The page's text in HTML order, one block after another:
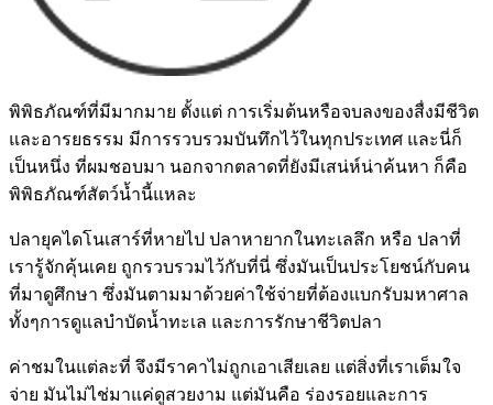
พิพิธภัณฑ์ที่มีมากมาย ตั้งแต่ การเริ่มต้นหรือจบลงของสื่งมีชีวิต
และอารยธรรม มีการรวบรวมบันทึกไว้ในทุกประเทศ และนี่ก็
เป็นหนึ่ง ที่ผมชอบมา นอกจากตลาดที่ยังมีเสน่ห์น่าค้นหา ก็คือ
พิพิธภัณฑ์สัตว์น้ำนี้แหละ
ปลายุคไดโนเสาร์ที่หายไป ปลาหายากในทะเลลึก หรือ ปลาที่
เรารู้จักคุ้นเคย ถูกรวบรวมไว้กับที่นี่ ซึ่งมันเป็นประโยชน์กับคน
ที่มาดูศึกษา ซึ่งมันตามมาด้วยค่าใช้จ่ายที่ต้องแบกรับมหาศาล
ทั้งๆการดูแลบำบัดน้ำทะเล และการรักษาชีวิตปลา
ค่าชมในแต่ละที่ จึงมีราคาไม่ถูกเอาเสียเลย แต่สิ่งที่เราเต็มใจ
จ่าย มันไม่ไช่มาแค่ดูสวยงาม แต่มันคือ ร่องรอยและการ